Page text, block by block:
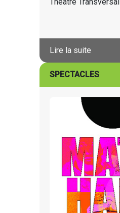
Lire la suite
SPECTACLES